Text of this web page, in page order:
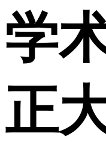
学
正